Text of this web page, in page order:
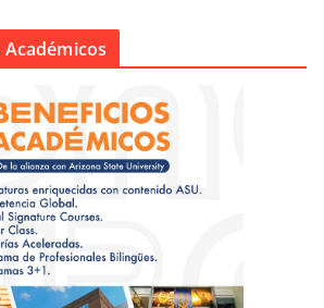
Académicos